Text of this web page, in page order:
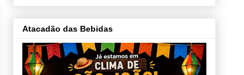
Atacadão das Bebidas